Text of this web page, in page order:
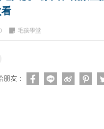
毛孩學堂
朋友：